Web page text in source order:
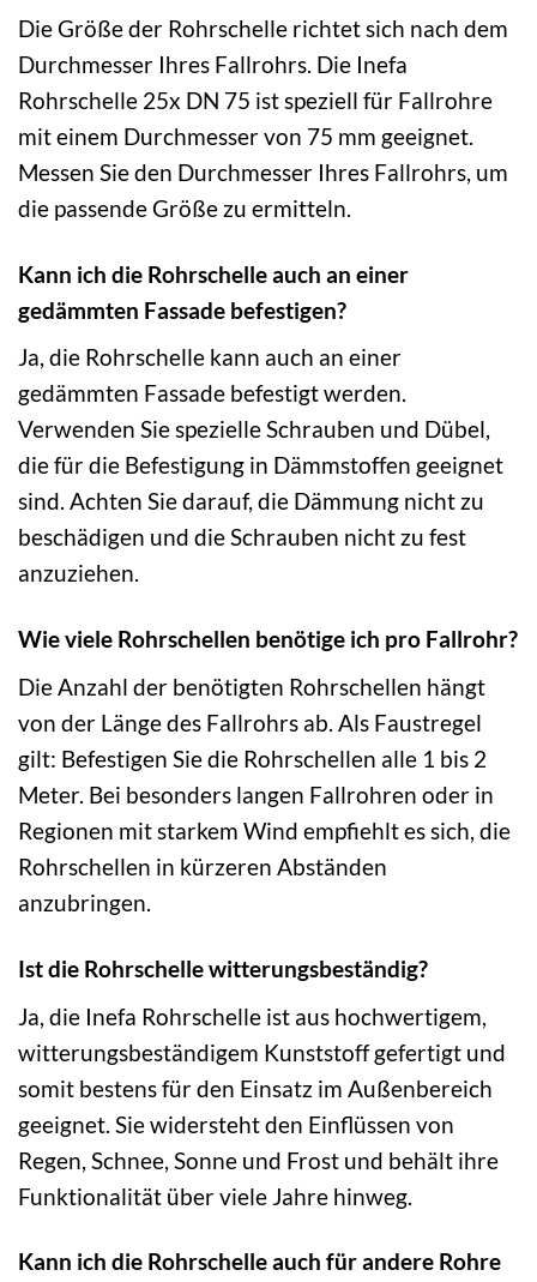
Die Größe der Rohrschelle richtet sich nach dem
Durchmesser Ihres Fallrohrs. Die Inefa
Rohrschelle 25x DN 75 ist speziell für Fallrohre
mit einem Durchmesser von 75 mm geeignet.
Messen Sie den Durchmesser Ihres Fallrohrs, um
die passende Größe zu ermitteln.
Kann ich die Rohrschelle auch an einer
gedämmten Fassade befestigen?
Ja, die Rohrschelle kann auch an einer
gedämmten Fassade befestigt werden.
Verwenden Sie spezielle Schrauben und Dübel,
die für die Befestigung in Dämmstoffen geeignet
sind. Achten Sie darauf, die Dämmung nicht zu
beschädigen und die Schrauben nicht zu fest
anzuziehen.
Wie viele Rohrschellen benötige ich pro Fallrohr?
Die Anzahl der benötigten Rohrschellen hängt
von der Länge des Fallrohrs ab. Als Faustregel
gilt: Befestigen Sie die Rohrschellen alle 1 bis 2
Meter. Bei besonders langen Fallrohren oder in
Regionen mit starkem Wind empfiehlt es sich, die
Rohrschellen in kürzeren Abständen
anzubringen.
Ist die Rohrschelle witterungsbeständig?
Ja, die Inefa Rohrschelle ist aus hochwertigem,
witterungsbeständigem Kunststoff gefertigt und
somit bestens für den Einsatz im Außenbereich
geeignet. Sie widersteht den Einflüssen von
Regen, Schnee, Sonne und Frost und behält ihre
Funktionalität über viele Jahre hinweg.
Kann ich die Rohrschelle auch für andere Rohre